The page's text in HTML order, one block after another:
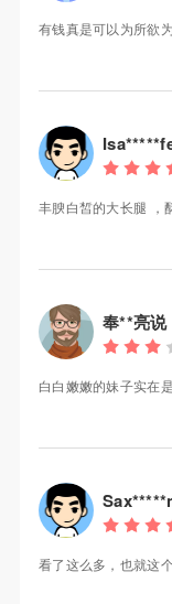
有钱真是可以为所欲为
丰腴白皙的大长腿 ，
奉**亮说
白白嫩嫩的妹子实在
看了这么多，也就这